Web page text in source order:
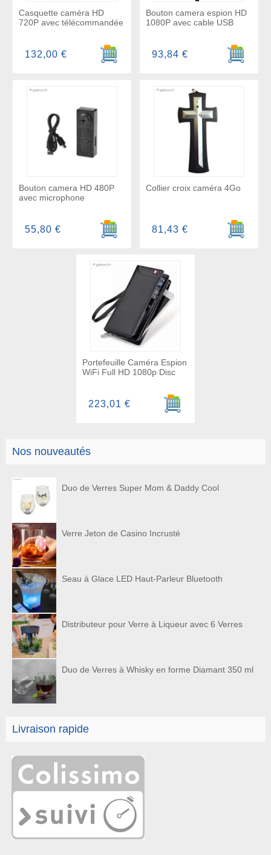
Nos nouveautés
Duo de Verres Super Mom & Daddy Cool
Verre Jeton de Casino Incrusté
Seau à Glace LED Haut-Parleur Bluetooth
Distributeur pour Verre à Liqueur avec 6 Verres
Duo de Verres à Whisky en forme Diamant 350 ml
Livraison rapide
Casquette caméra HD
720P avec télécommandée
Ajouter au panier
132,00 €
Bouton camera espion HD
1080P avec cable USB
Ajouter
93,84 €
Bouton camera HD 480P
avec microphone
Ajouter au panier
55,80 €
Collier croix caméra 4Go
Ajouter
81,43 €
Portefeuille Caméra Espion
WiFi Full HD 1080p Disc
Ajouter au panier
223,01 €